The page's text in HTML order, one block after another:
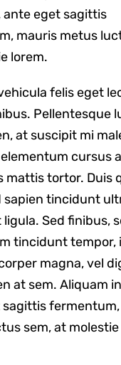
ante eget sagittis
mauris metus
lorem.
felis eget
Pellentesque
at suscipit mi
cursus
mattis tortor. Duis
sapien tincidunt
Sed finibus,
tincidunt tempor,
magna, vel
at sem. Aliquam
sem, at